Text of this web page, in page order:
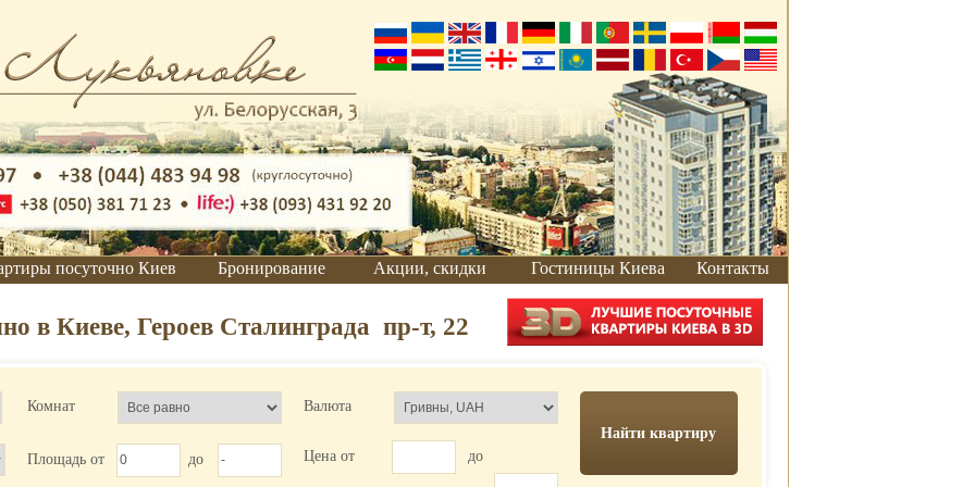
посуточно Киев Бронирование
Он-лайн
лиц
Забронировать
отель
Акции, скидки Гостиницы Киева Контакты
Как добраться
Добраться от
Добраться на
в Киеве, Героев Сталинграда пр-т, 22
Комнат
Площадь от до
Валюта
Цена от до